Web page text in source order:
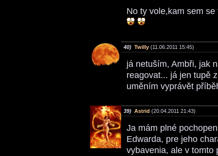
No ty vole,kam sem
40) Twilly (11.06.2011 15:45)
já netuším, Ambři, jak
reagovat... já jen tupě
uměním vyprávět
39) Astrid (20.04.2011 21:43)
Ja mám plné
Edwarda, pre jeho
vybavenia, ale v tomto